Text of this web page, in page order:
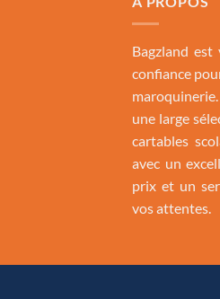
Bagzland
confiance
une large
cartables
avec un
prix et un
vos attentes.